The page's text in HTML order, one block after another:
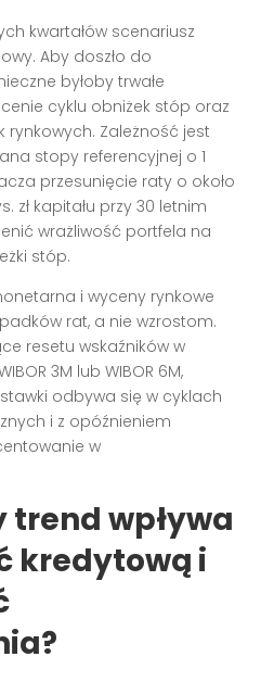
kwartałów scenariusz
Aby doszło do
byłoby trwałe
cyklu obniżek stóp oraz
Zależność jest
stopy referencyjnej o 1
przesunięcie raty o około
zł kapitału przy 30 letnim
wrażliwość portfela na
stóp.
i wyceny rynkowe
rat, a nie wzrostom.
resetu wskaźników w
3M lub WIBOR 6M,
odbywa się w cyklach
i z opóźnieniem
w
trend wpływa
kredytową i